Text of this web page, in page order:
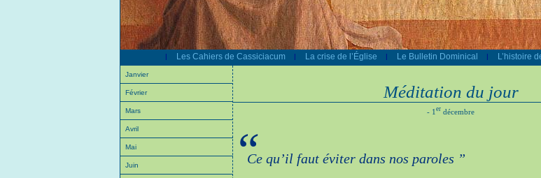
| Les Cahiers de Cassiciacum | La crise de l’Église | Le Bulletin Dominical | L’histoire
Janvier
Février
Mars
Avril
Mai
Juin
Méditation du jour
- 1 er décembre
“
Ce qu’il faut éviter dans nos paroles ”